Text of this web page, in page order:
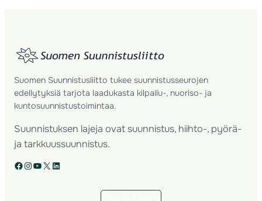
Suomen Suunnistusliitto tukee suunnistusseurojen
edellytyksiä tarjota laadukasta kilpailu-, nuoriso- ja
kuntosuunnistustoimintaa.
Suunnistuksen lajeja ovat suunnistus, hiihto-, pyörä-
ja tarkkuussuunnistus.
Facebook Instagram YouTube X LinkedIn